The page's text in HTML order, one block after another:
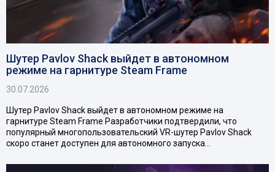
Шутер Pavlov Shack выйдет в автономном
режиме на гарнитуре Steam Frame
30.07.2026
Шутер Pavlov Shack выйдет в автономном режиме на
гарнитуре Steam Frame Разработчики подтвердили, что
популярный многопользовательский VR-шутер Pavlov Shack
скоро станет доступен для автономного запуска…